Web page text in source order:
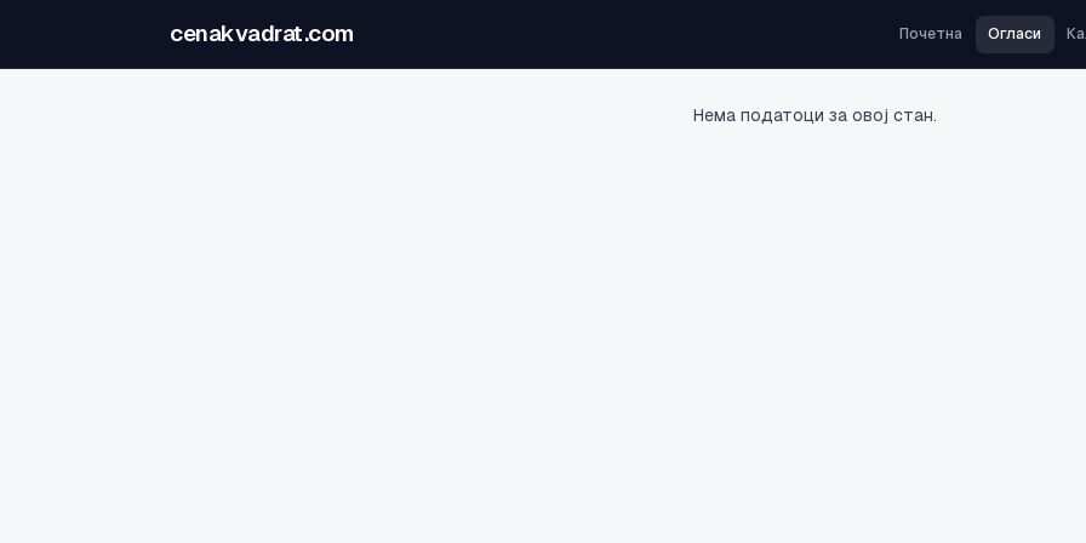
cenakvadrat.com Почетна Огласи
Нема податоци за овој стан.